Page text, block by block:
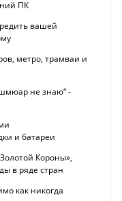
ПК
вашей
метро, трамваи и
не знаю“ -
и батареи
Короны»,
в ряде стран
как никогда